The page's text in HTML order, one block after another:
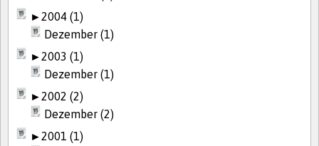
►2004 (1)
Dezember (1)
►2003 (1)
Dezember (1)
►2002 (2)
Dezember (2)
►2001 (1)